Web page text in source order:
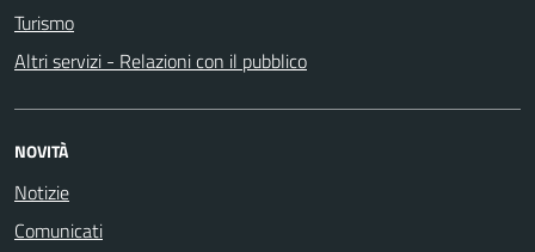
Turismo
Altri servizi - Relazioni con il pubblico
NOVITÀ
Notizie
Comunicati